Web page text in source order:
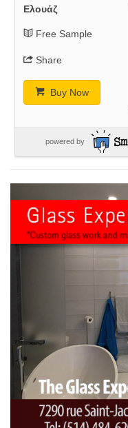
Ελουάζ
Free Sample
Share
Buy Now
powered by